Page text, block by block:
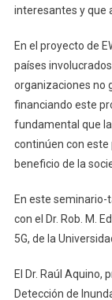
interesantes y que
En el proyecto de
países
organizaciones no
financiando este
fundamental que
continúen con
beneficio de la
En este seminario-
con el Dr. Rob. M.
5G, de la
El Dr. Raúl
Detección de